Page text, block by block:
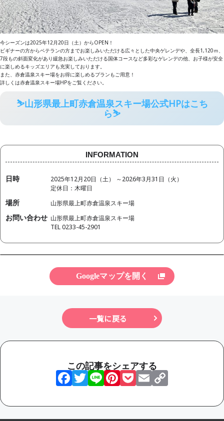
今シーズンは2025年12月20日（土）からOPEN！
ビギナーの方からベテランの方までお楽しみいただける広々とした中央ゲレンデや、全長1,120ｍ、
7段もの斜面変化があり緩急お楽しみいただける国体コースなど多彩なゲレンデの他、お子様が安全
に楽しめるキッズエリアも充実しております。
また、赤倉温泉スキー場をお得に楽しめるプランもご用意！
詳しくは赤倉温泉スキー場HPをご覧ください。
⛷山形県最上町赤倉温泉スキー場公式HPはこち
ら⛷
INFORMATION
日時
2025年12月20日（土） ～2026年3月31日（火）
定休日：木曜日
場所 山形県最上町赤倉温泉スキー場
お問い合わせ 山形県最上町赤倉温泉スキー場
TEL 0233-45-2901
Googleマップを開く
一覧に戻る
この記事をシェアする
Facebook
Twitter
LinePinterest
Pocket
Email